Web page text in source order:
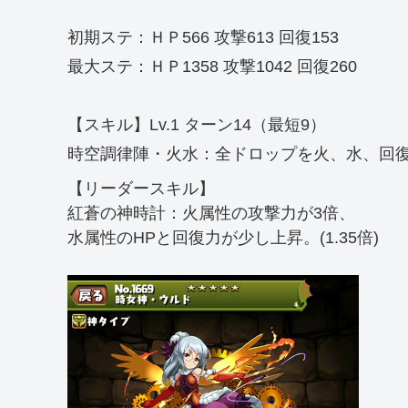
初期ステ：ＨＰ566 攻撃613 回復153
最大ステ：ＨＰ1358 攻撃1042 回復260
【スキル】Lv.1 ターン14（最短9）
時空調律陣・火水：全ドロップを火、水、回
【リーダースキル】
紅蒼の神時計：火属性の攻撃力が3倍、
水属性のHPと回復力が少し上昇。(1.35倍)